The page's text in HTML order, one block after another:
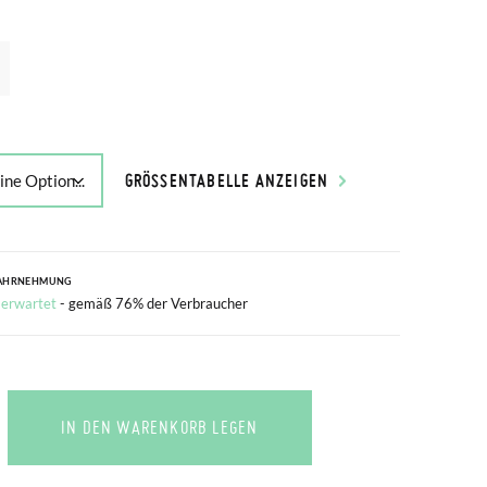
GRÖSSENTABELLE ANZEIGEN
erwartet - gemäß 76% der Verbraucher
IN DEN WARENKORB LEGEN